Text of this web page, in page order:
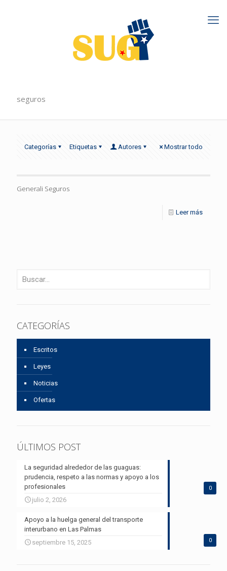
seguros
Categorías Etiquetas Autores Mostrar todo
Generali Seguros
Leer más
CATEGORÍAS
Escritos
Leyes
Noticias
Ofertas
ÚLTIMOS POST
0
La seguridad alrededor de las guaguas:
prudencia, respeto a las normas y apoyo a los
profesionales
julio 2, 2026
0
Apoyo a la huelga general del transporte
interurbano en Las Palmas
septiembre 15, 2025